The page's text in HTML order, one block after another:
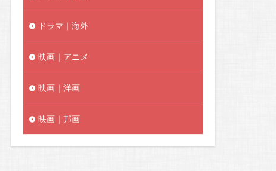
ドラマ｜海外
映画｜アニメ
映画｜洋画
映画｜邦画